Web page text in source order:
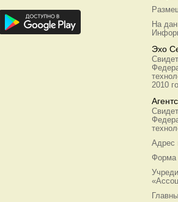
На
Эхо
2010
Адрес
Форма